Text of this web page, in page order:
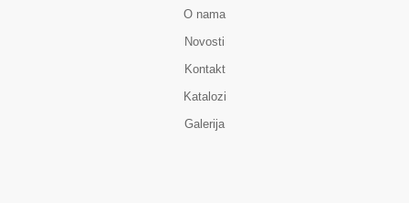
O nama
Novosti
Kontakt
Katalozi
Galerija